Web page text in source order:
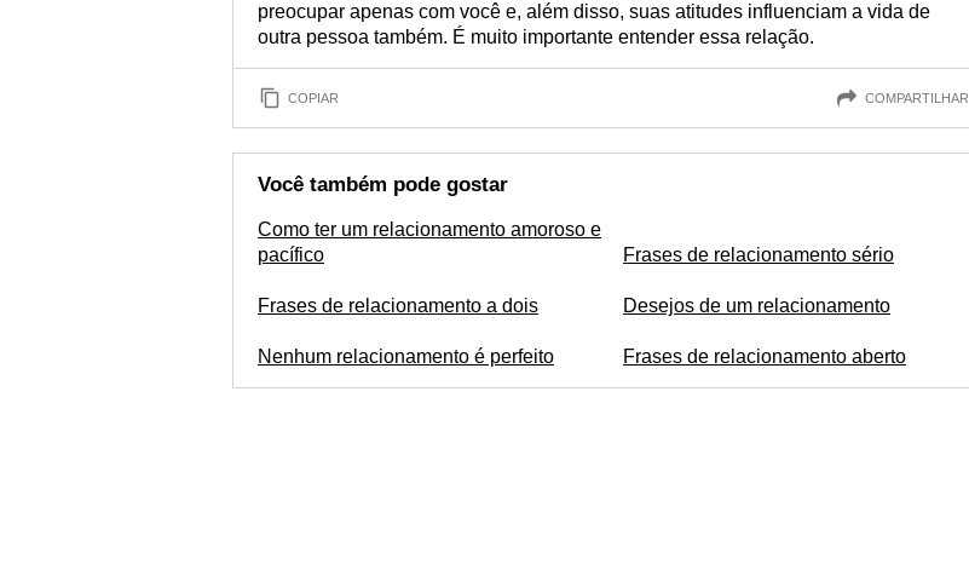
preocupar apenas com você e, além disso, suas atitudes influenciam a vida de
outra pessoa também. É muito importante entender essa relação.
COPIAR COMPARTILHAR
Você também pode gostar
Como ter um relacionamento amoroso e
pacífico
Frases de relacionamento a dois
Nenhum relacionamento é perfeito
Frases de relacionamento sério
Desejos de um relacionamento
Frases de relacionamento aberto